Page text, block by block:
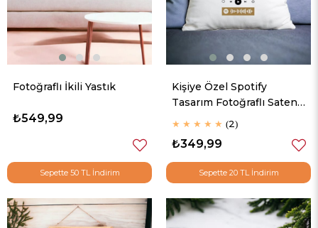
Fotoğraflı İkili Yastık
₺549,99
Sepette 50 TL İndirim
Kişiye Özel Spotify
Tasarım Fotoğraflı Saten
Kare Yastık
★ ★ ★ ★ ★ 2
₺349,99
Sepette 20 TL İndirim